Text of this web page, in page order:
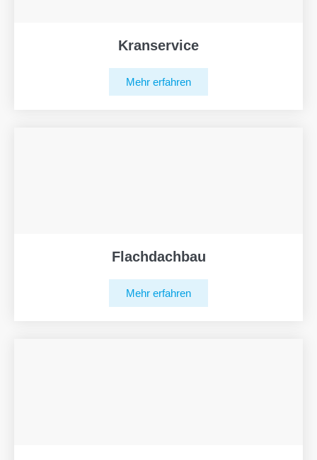
Kranservice
Mehr erfahren
Flachdachbau
Mehr erfahren